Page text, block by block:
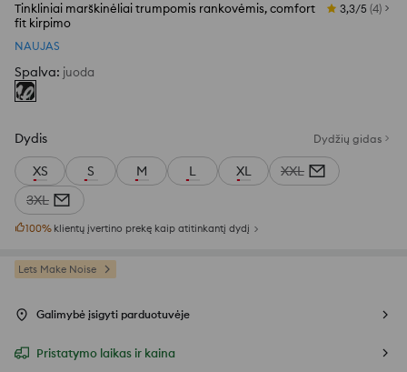
Tinkliniai marškinėliai trumpomis rankovėmis, comfort
fit kirpimo
3,3/5 (4)
NAUJAS
Spalva: juoda
Dydis Dydžių gidas
XS S M L XL
XXL
3XL
100% klientų įvertino prekę kaip atitinkantį dydį
Lets Make Noise
Galimybė įsigyti parduotuvėje
Pristatymo laikas ir kaina